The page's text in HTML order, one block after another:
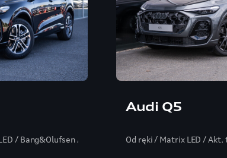
/ Bang&Olufsen / Head-up / Kamera 360
Audi Q5
Od ręki / Matrix LED /